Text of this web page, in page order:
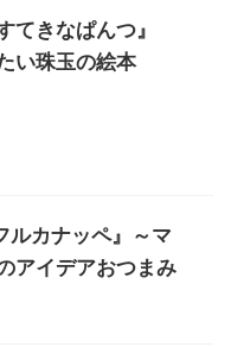
てきなぱんつ』
い珠玉の絵本
ルカナッペ』～マ
アイデアおつまみ